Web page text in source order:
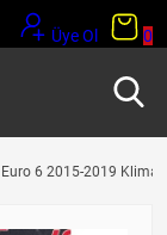
Üye Ol 0
6 2015-2019 Klima